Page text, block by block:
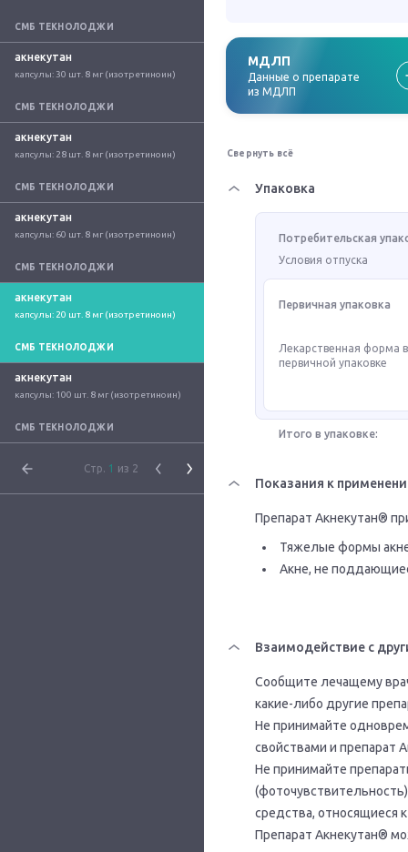
СМБ ТЕКНОЛОДЖИ
акнекутан
капсулы: 30 шт. 8 мг (изотретиноин)
СМБ ТЕКНОЛОДЖИ
акнекутан
капсулы: 28 шт. 8 мг (изотретиноин)
СМБ ТЕКНОЛОДЖИ
акнекутан
капсулы: 60 шт. 8 мг (изотретиноин)
СМБ ТЕКНОЛОДЖИ
акнекутан
капсулы: 20 шт. 8 мг (изотретиноин)
СМБ ТЕКНОЛОДЖИ
акнекутан
капсулы: 100 шт. 8 мг (изотретиноин)
СМБ ТЕКНОЛОДЖИ
Стр. 1 из 2
МДЛП
Данные о препарате
из МДЛП
Свернуть всё
Упаковка
Потребительская
Условия отпуска
Первичная упаковка
Лекарственная форма
первичной упаковке
Итого в упаковке:
Показания к
Препарат Акнекутан®
Тяжелые формы акне
Акне, не
Взаимодействие с
Сообщите лечащему
какие-либо другие
Не принимайте
свойствами и препарат
Не принимайте
средства, относящиеся
Препарат Акнекутан®